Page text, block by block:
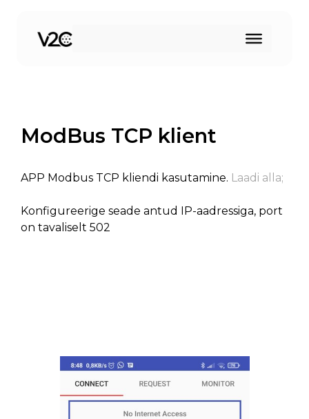
content
ModBus TCP klient
APP Modbus TCP kliendi kasutamine. Laadi alla;
Konfigureerige seade antud IP-aadressiga, port
on tavaliselt 502